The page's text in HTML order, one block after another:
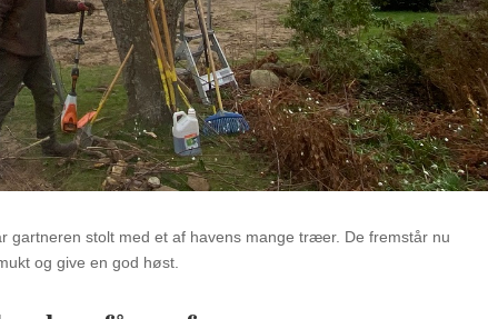
stolt med et af havens mange træer. De fremstår nu
og give en god høst.